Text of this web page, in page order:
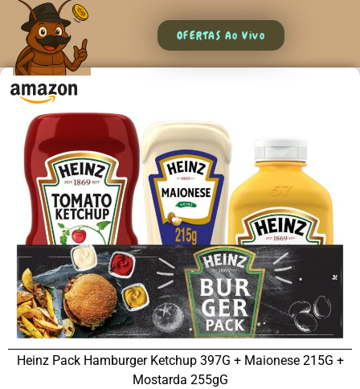
OFERTAS Ao Vivo
Heinz Pack Hamburger Ketchup 397G + Maionese 215G +
Mostarda 255gG